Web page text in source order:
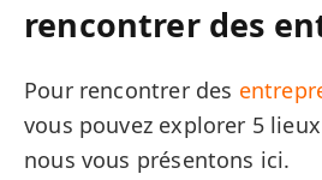
rencontrer des
Pour rencontrer des
vous pouvez explorer 5
nous vous présentons ici.